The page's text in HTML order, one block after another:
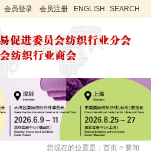
会员登录 会员注册 ENGLISH SEARCH
您现在的位置是： 首页 > 要闻